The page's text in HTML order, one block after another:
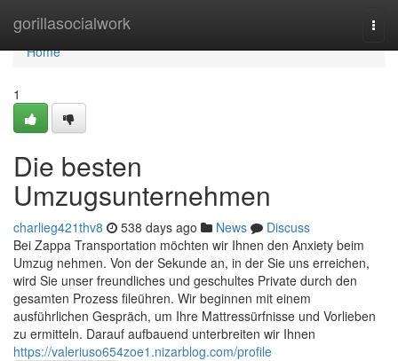
gorillasocialwork
Home
Home
1
Die besten
Umzugsunternehmen
charlieg421thv8 538 days ago News
Discuss
Bei Zappa Transportation möchten wir Ihnen den Anxiety beim
Umzug nehmen. Von der Sekunde an, in der Sie uns erreichen,
wird Sie unser freundliches und geschultes Private durch den
gesamten Prozess fileühren. Wir beginnen mit einem
ausführlichen Gespräch, um Ihre Mattressürfnisse und Vorlieben
zu ermitteln. Darauf aufbauend unterbreiten wir Ihnen
https://valeriuso654zoe1.nizarblog.com/profile